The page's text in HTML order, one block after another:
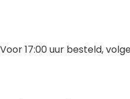
Voor 17:00 uur besteld,